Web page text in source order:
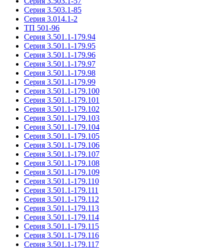
Серия 3.503.1-85
Серия 3.014.1-2
ТП 501-96
Серия 3.501.1-179.94
Серия 3.501.1-179.95
Серия 3.501.1-179.96
Серия 3.501.1-179.97
Серия 3.501.1-179.98
Серия 3.501.1-179.99
Серия 3.501.1-179.100
Серия 3.501.1-179.101
Серия 3.501.1-179.102
Серия 3.501.1-179.103
Серия 3.501.1-179.104
Серия 3.501.1-179.105
Серия 3.501.1-179.106
Серия 3.501.1-179.107
Серия 3.501.1-179.108
Серия 3.501.1-179.109
Серия 3.501.1-179.110
Серия 3.501.1-179.111
Серия 3.501.1-179.112
Серия 3.501.1-179.113
Серия 3.501.1-179.114
Серия 3.501.1-179.115
Серия 3.501.1-179.116
Серия 3.501.1-179.117